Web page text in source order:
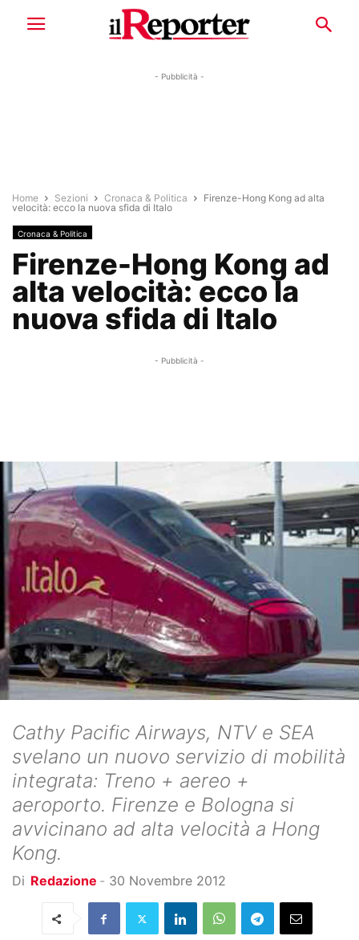
- Pubblicità -
Home Sezioni Cronaca & Politica
Firenze-Hong Kong ad alta
velocità: ecco la nuova sfida di Italo
Cronaca & Politica
Firenze-Hong Kong ad
alta velocità: ecco la
nuova sfida di Italo
- Pubblicità -
Cathy Pacific Airways, NTV e SEA
svelano un nuovo servizio di mobilità
integrata: Treno + aereo +
aeroporto. Firenze e Bologna si
avvicinano ad alta velocità a Hong
Kong.
Di Redazione - 30 Novembre 2012